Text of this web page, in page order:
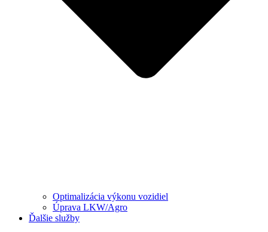
Optimalizácia výkonu vozidiel
Úprava LKW/Agro
Ďalšie služby